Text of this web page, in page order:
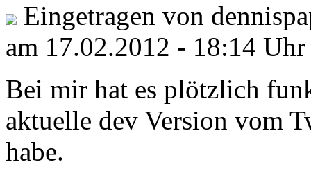
Eingetragen von
am 17.02.2012 - 18:14 Uhr
Bei mir hat es plötzlich
aktuelle dev Version vom
habe.